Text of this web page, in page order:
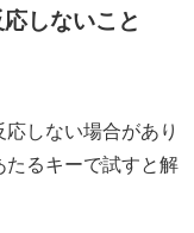
しないこと
しない場合があり
たるキーで試すと解